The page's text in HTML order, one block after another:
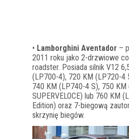
• Lamborghini Aventador –
2011 roku jako 2-drzwiowe
roadster. Posiada silnik V12
(LP700-4), 720 KM (LP720-4
740 KM (LP740-4 S), 750
SUPERVELOCE) lub 760 KM
Edition) oraz 7-biegową
skrzynię biegów.